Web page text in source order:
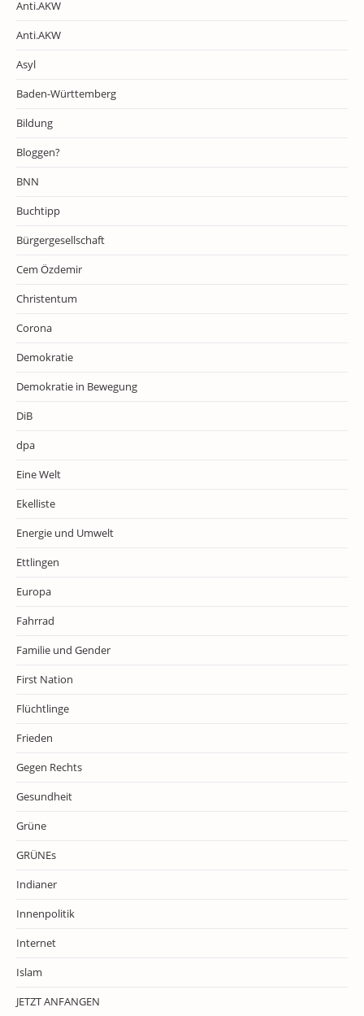
Anti.AKW
Anti.AKW
Asyl
Baden-Württemberg
Bildung
Bloggen?
BNN
Buchtipp
Bürgergesellschaft
Cem Özdemir
Christentum
Corona
Demokratie
Demokratie in Bewegung
DiB
dpa
Eine Welt
Ekelliste
Energie und Umwelt
Ettlingen
Europa
Fahrrad
Familie und Gender
First Nation
Flüchtlinge
Frieden
Gegen Rechts
Gesundheit
Grüne
GRÜNEs
Indianer
Innenpolitik
Internet
Islam
JETZT ANFANGEN